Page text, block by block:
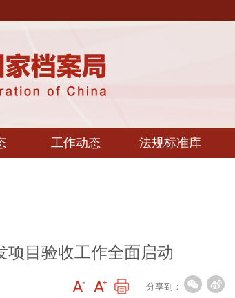
工作动态 法规标准库
项目验收工作全面启动
分享到：